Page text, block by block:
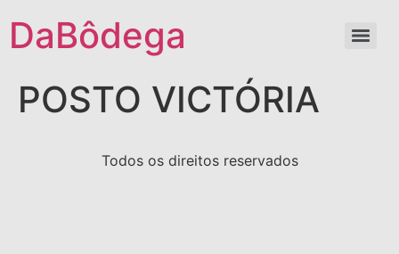
DaBôdega
POSTO VICTÓRIA
Todos os direitos reservados